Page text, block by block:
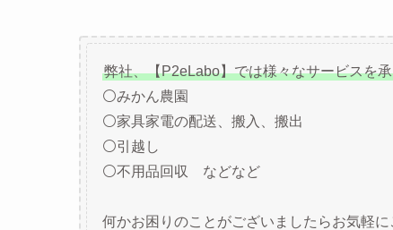
弊社、【P2eLabo】では様々なサービスを
⚪みかん農園
⚪家具家電の配送、搬入、搬出
⚪引越し
⚪不用品回収 などなど
何かお困りのことがございましたらお気軽